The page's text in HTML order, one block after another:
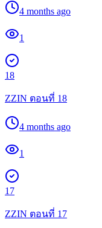
4 months ago
1
18
ZZIN ตอนที่ 18
4 months ago
1
17
ZZIN ตอนที่ 17